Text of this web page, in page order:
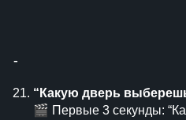
⁃
“Какую дверь
🎬 Первые 3 секунды: